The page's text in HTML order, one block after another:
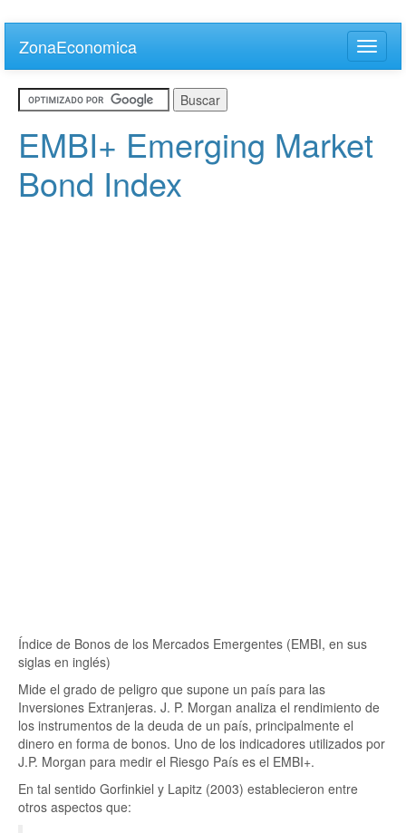
main
content
ZonaEconomica
Toggle
EMBI+ Emerging Market
Bond Index
Índice de Bonos de los Mercados Emergentes (EMBI, en sus
siglas en inglés)
Mide el grado de peligro que supone un país para las
Inversiones Extranjeras. J. P. Morgan analiza el rendimiento de
los instrumentos de la deuda de un país, principalmente el
dinero en forma de bonos. Uno de los indicadores utilizados por
J.P. Morgan para medir el Riesgo País es el EMBI+.
En tal sentido Gorfinkiel y Lapitz (2003) establecieron entre
otros aspectos que: